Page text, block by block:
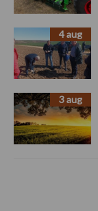
4 aug
3 aug